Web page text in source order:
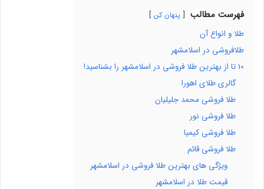
فهرست مطالب پنهان کن
طلا و انواع آن
طلافروشی در اسلامشهر
10 تا از بهترین طلا فروشی در اسلامشهر را بشناسید!
گالری طلای اهورا
طلا فروشی محمد جلیلیان
طلا فروشی نور
طلا فروشی کیمیا
طلا فروشی قائم
ویژگی های بهترین طلا فروشی در اسلامشهر
قیمت طلا در اسلامشهر